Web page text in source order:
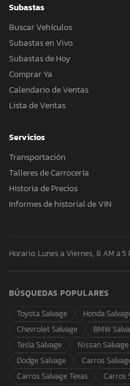
Subastas
Buscar Vehículos
Subastas en Vivo
Subastas de Hoy
Comprar Ya
Calendario de Ventas
Lista de Ventas
Servicios
Transportación
Talleres de Carrocería
Historia de Precios
Informes de historial de VIN
Horario: Lunes a Viernes, 8 AM a 5
BÚSQUEDAS POPULARES
Toyota Salvage
Honda
Chevrolet Salvage
BMW
Tesla Salvage
Nissan Salvage
Dodge Salvage
Carros
Carros Salvage Texas
Carros